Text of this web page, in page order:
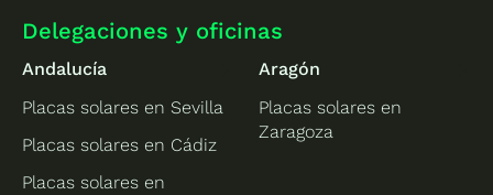
Delegaciones y oficinas
Andalucía
Placas solares en Sevilla
Placas solares en Cádiz
Placas solares en
Aragón
Placas solares en
Zaragoza